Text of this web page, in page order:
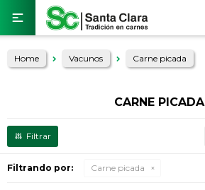

Home Vacunos Carne picada
CARNE PICADA
Filtrando por: Carne picada